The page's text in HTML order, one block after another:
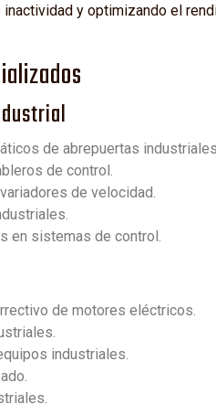
y optimizando el
de abrepuertas industriales.
de control.
de velocidad.
en sistemas de control.
de motores eléctricos.
industriales.